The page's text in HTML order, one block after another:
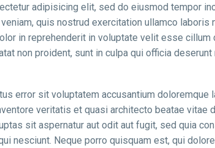
adipisicing elit, sed do eiusmod tempor
quis nostrud exercitation ullamco laboris
in reprehenderit in voluptate velit esse cillum
non proident, sunt in culpa qui officia
error sit voluptatem accusantium doloremque
veritatis et quasi architecto beatae vitae
sit aspernatur aut odit aut fugit, sed quia
nesciunt. Neque porro quisquam est, qui